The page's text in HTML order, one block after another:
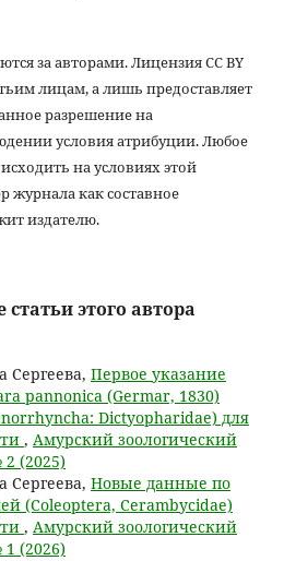
за авторами. Лицензия CC BY
лицам, а лишь предоставляет
разрешение на
условия атрибуции. Любое
на условиях этой
журнала как составное
издателю.
этого автора
Сергеева, Первое указание
pannonica (Germar, 1830)
Dictyopharidae) для
, Амурский зоологический
(2025)
Сергеева, Новые данные по
(Coleoptera, Cerambycidae)
, Амурский зоологический
(2026)